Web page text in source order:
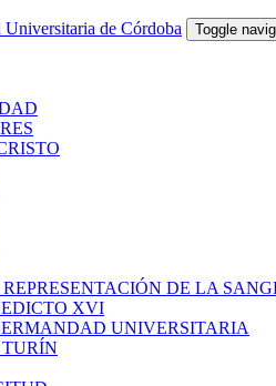
Universitaria de Córdoba Toggle
DE LA
XVI
UNIVERSITARIA